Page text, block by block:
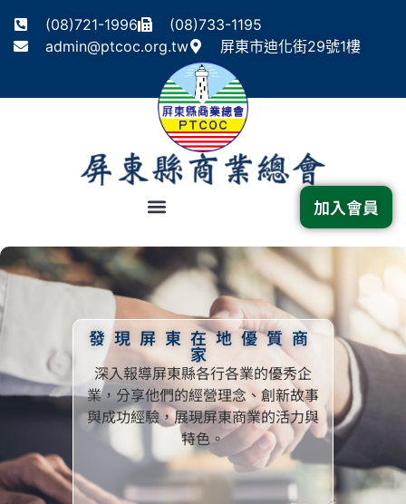
(08)721-1996
(08)733-1195
admin@ptcoc.org.tw
屏東市迪化街29號1樓
加入會員
發現屏東在地優質商
家
深入報導屏東縣各行各業的優秀企
業，分享他們的經營理念、創新故事
與成功經驗，展現屏東商業的活力與
特色。